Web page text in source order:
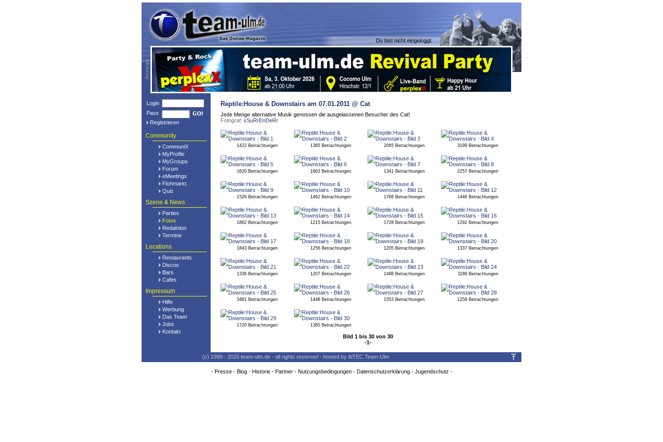
Du bist nicht eingeloggt.
Login
Pass
Registrieren
Community
CommuniX
MyProfile
MyGroups
Forum
eMeetings
Flohmarkt
Quiz
Szene & News
Parties
Fotos
Redaktion
Termine
Locations
Restaurants
Discos
Bars
Cafes
Impressum
Hilfe
Werbung
Das Team
Jobs
Kontakt
Reptile:House & Downstairs am 07.01.2011 @ Cat
Jede Menge alternative Musik genossen die ausgelassenen Besucher des Cat!
Fotograf: sSuRrEnDeRr
1422 Betrachtungen 1385 Betrachtungen 2065 Betrachtungen 3199 Betrachtungen
1620 Betrachtungen 1663 Betrachtungen 1341 Betrachtungen 2257 Betrachtungen
1526 Betrachtungen 1462 Betrachtungen 1768 Betrachtungen 1446 Betrachtungen
1862 Betrachtungen 1215 Betrachtungen 1728 Betrachtungen 1292 Betrachtungen
1843 Betrachtungen 1256 Betrachtungen 1205 Betrachtungen 1337 Betrachtungen
1336 Betrachtungen 1207 Betrachtungen 1488 Betrachtungen 1189 Betrachtungen
3481 Betrachtungen 1448 Betrachtungen 1553 Betrachtungen 1258 Betrachtungen
1720 Betrachtungen 1365 Betrachtungen
Bild 1 bis 30 von 30
-1-
(c) 1999 - 2026 team-ulm.de - all rights reserved - hosted by ibTEC Team-Ulm
- Presse- Blog- Historie- Partner- Nutzungsbedingungen- Datenschutzerklärung- Jugendschutz -